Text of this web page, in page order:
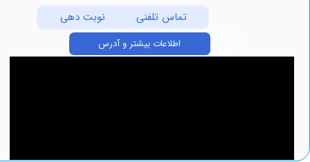
تماس تلفنی نوبت دهی
اطلاعات بیشتر و آدرس